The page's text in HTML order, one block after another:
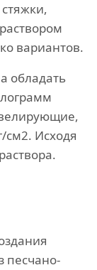
вариантов.
обладать
см2. Исходя
песчано-